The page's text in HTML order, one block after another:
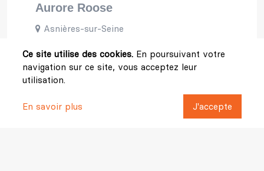
Aurore Roose
Asnières-sur-Seine
Ce site utilise des cookies. En poursuivant votre
navigation sur ce site, vous acceptez leur
utilisation.
En savoir plus J'accepte